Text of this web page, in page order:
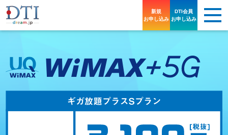
新規
お申し込み
DTI会員
お申し込み